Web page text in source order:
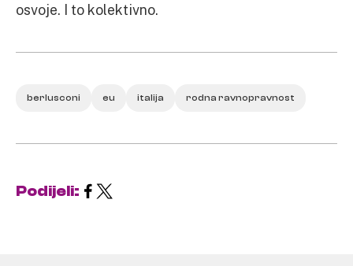
osvoje. I to kolektivno.
berlusconi eu italija rodna ravnopravnost
Podijeli: